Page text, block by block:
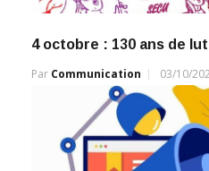
4 octobre : 130 ans de
Par Communication 03/10/